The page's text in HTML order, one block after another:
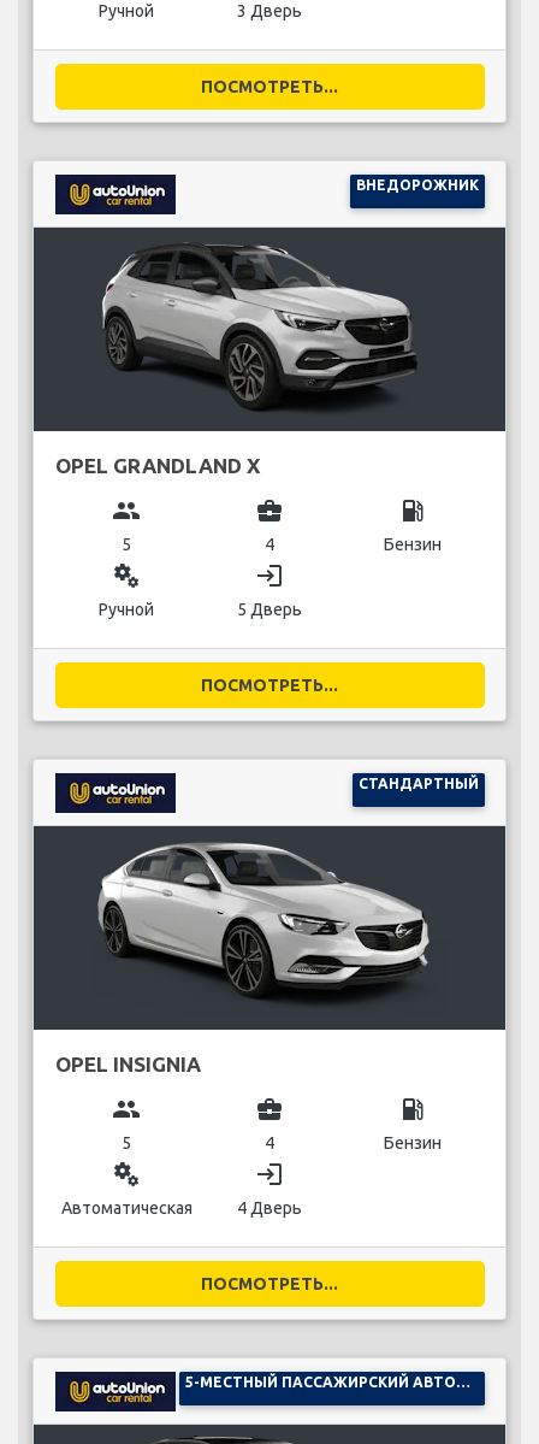
Ручной 3 Дверь
ПОСМОТРЕТЬ...
ВНЕДОРОЖНИК
OPEL GRANDLAND X
group
5
business_center
4
local_gas_station
Бензин
miscellaneous_services
Ручной
login
5 Дверь
ПОСМОТРЕТЬ...
СТАНДАРТНЫЙ
OPEL INSIGNIA
group
5
business_center
4
local_gas_station
Бензин
miscellaneous_services
Автоматическая
login
4 Дверь
ПОСМОТРЕТЬ...